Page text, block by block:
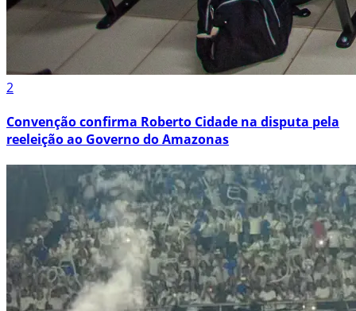
2
Convenção confirma Roberto Cidade na disputa pela
reeleição ao Governo do Amazonas